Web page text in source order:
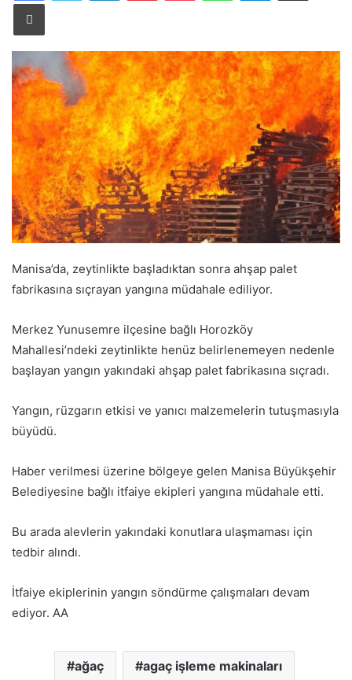
Yazdır
Manisa’da, zeytinlikte başladıktan sonra ahşap palet
fabrikasına sıçrayan yangına müdahale ediliyor.
Merkez Yunusemre ilçesine bağlı Horozköy
Mahallesi’ndeki zeytinlikte henüz belirlenemeyen nedenle
başlayan yangın yakındaki ahşap palet fabrikasına sıçradı.
Yangın, rüzgarın etkisi ve yanıcı malzemelerin tutuşmasıyla
büyüdü.
Haber verilmesi üzerine bölgeye gelen Manisa Büyükşehir
Belediyesine bağlı itfaiye ekipleri yangına müdahale etti.
Bu arada alevlerin yakındaki konutlara ulaşmaması için
tedbir alındı.
İtfaiye ekiplerinin yangın söndürme çalışmaları devam
ediyor. AA
ağaç agaç işleme makinaları